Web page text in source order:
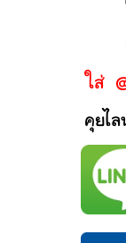
ใส่
คุยไ